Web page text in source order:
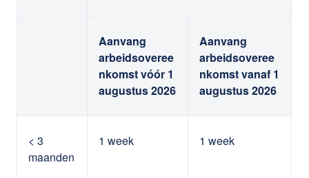
Aanvang
arbeidsoveree
nkomst vóór 1
augustus 2026
Aanvang
arbeidsoveree
nkomst vanaf 1
augustus 2026
< 3
maanden
1 week 1 week